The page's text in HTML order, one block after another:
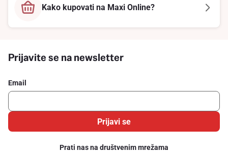
Kako kupovati na Maxi Online?
Prijavite se na newsletter
Email
Prijavi se
Prati nas na društvenim mrežama